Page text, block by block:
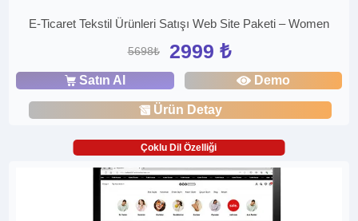
E-Ticaret Tekstil Ürünleri Satışı Web Site Paketi – Women
5698₺ 2999 ₺
Satın Al Demo
Ürün Detay
Çoklu Dil Özelliği